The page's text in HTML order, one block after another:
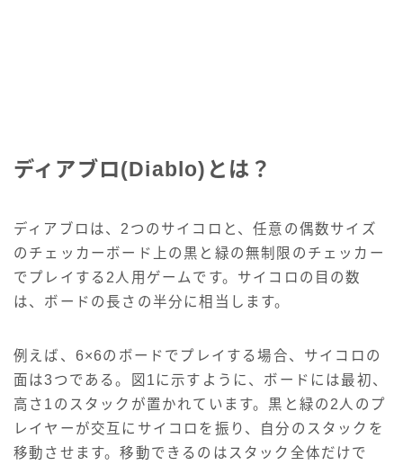
ディアブロ(Diablo)とは？
ディアブロは、2つのサイコロと、任意の偶数サイズ
のチェッカーボード上の黒と緑の無制限のチェッカー
でプレイする2人用ゲームです。サイコロの目の数
は、ボードの長さの半分に相当します。
例えば、6×6のボードでプレイする場合、サイコロの
面は3つである。図1に示すように、ボードには最初、
高さ1のスタックが置かれています。黒と緑の2人のプ
レイヤーが交互にサイコロを振り、自分のスタックを
移動させます。移動できるのはスタック全体だけで